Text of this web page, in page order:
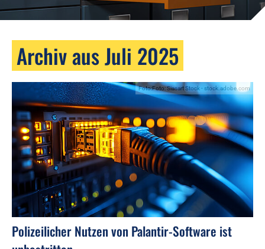
Archiv aus Juli 2025
Foto:Foto: Siasart Stock - stock.adobe.com
Polizeilicher Nutzen von Palantir-Software ist